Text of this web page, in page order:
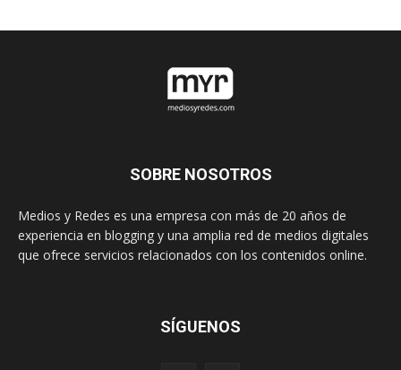
SOBRE NOSOTROS
Medios y Redes es una empresa con más de 20 años de
experiencia en blogging y una amplia red de medios digitales
que ofrece servicios relacionados con los contenidos online.
SÍGUENOS